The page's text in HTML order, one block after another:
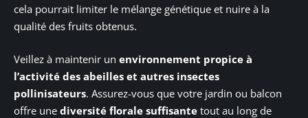
cela pourrait limiter le mélange génétique et nuire à la
qualité des fruits obtenus.
Veillez à maintenir un environnement propice à
l’activité des abeilles et autres insectes
pollinisateurs. Assurez-vous que votre jardin ou balcon
offre une diversité florale suffisante tout au long de